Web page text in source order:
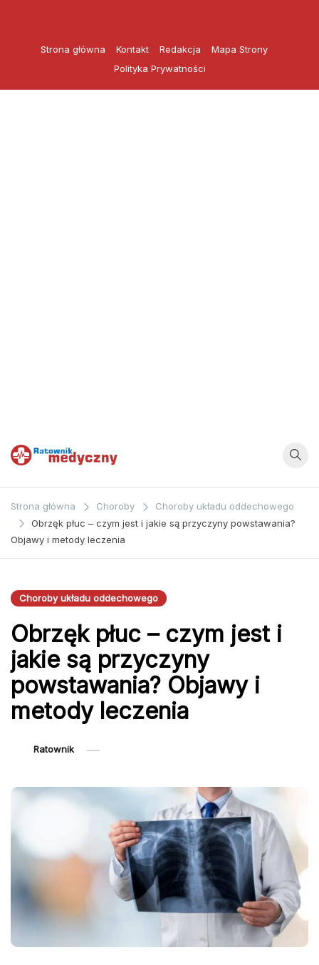
Strona główna Kontakt Redakcja
Mapa Strony
Polityka Prywatności
Ratownik
Medyczny
zagadnieniom z
dziedziny
medycyny oraz
ratownictwa
Strona główna Choroby
Choroby układu oddechowego
Obrzęk płuc – czym jest i jakie są przyczyny powstawania?
Objawy i metody leczenia
Choroby układu oddechowego
Obrzęk płuc – czym jest i
jakie są przyczyny
powstawania? Objawy i
metody leczenia
Ratownik